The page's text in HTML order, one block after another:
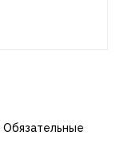
Обязательные